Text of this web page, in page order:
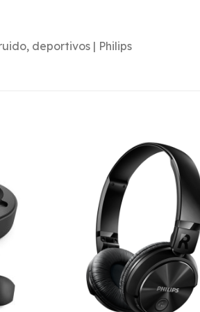
deportivos | Philips